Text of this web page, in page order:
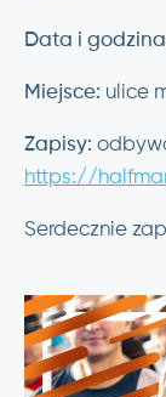
Data i
Miejsce: ulice
Zapisy:
https://
Serdecznie